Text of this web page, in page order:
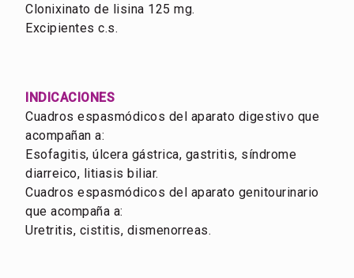
Clonixinato de lisina 125 mg.
Excipientes c.s.
INDICACIONES
Cuadros espasmódicos del aparato digestivo que
acompañan a:
Esofagitis, úlcera gástrica, gastritis, síndrome
diarreico, litiasis biliar.
Cuadros espasmódicos del aparato genitourinario
que acompaña a:
Uretritis, cistitis, dismenorreas.